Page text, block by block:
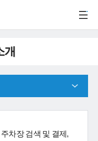
개
차장 검색 및 결제,